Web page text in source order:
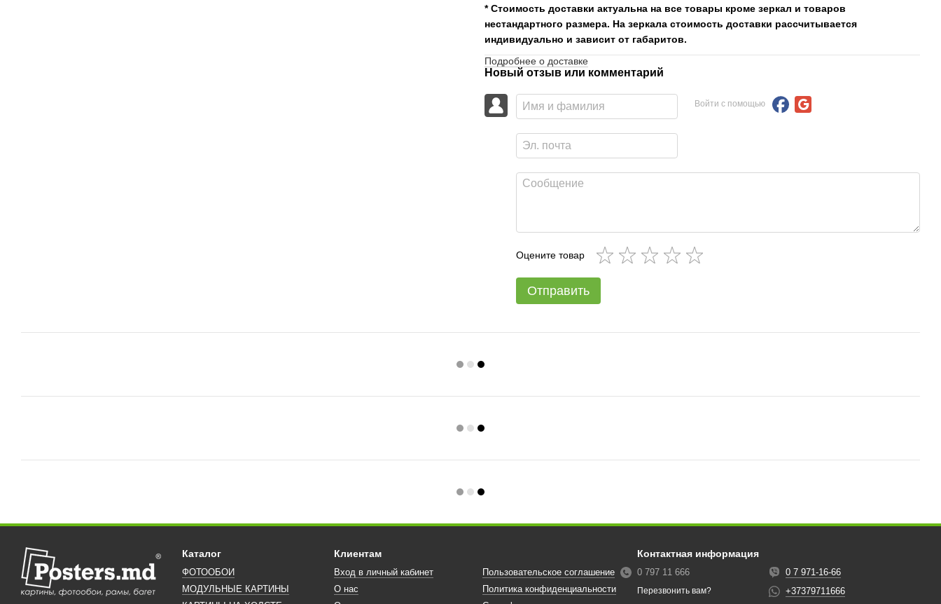
* Стоимость доставки актуальна на все товары кроме зеркал и товаров
нестандартного размера. На зеркала стоимость доставки рассчитывается
индивидуально и зависит от габаритов.
Подробнее о доставке
Новый отзыв или комментарий
Войти с помощью
Оцените товар
Отправить
Каталог
ФОТООБОИ
МОДУЛЬНЫЕ КАРТИНЫ
Клиентам
Вход в личный кабинет
О нас
Пользовательское соглашение
Политика конфиденциальности
Контактная информация
0 797 11 666
Перезвонить вам?
0 7 971-16-66
+37379711666